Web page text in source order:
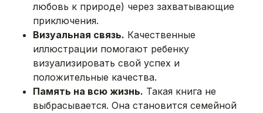
любовь к природе) через захватывающие
приключения.
Визуальная связь. Качественные
иллюстрации помогают ребенку
визуализировать свой успех и
положительные качества.
Память на всю жизнь. Такая книга не
выбрасывается. Она становится семейной